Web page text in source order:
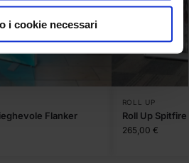
i cookie necessari
Flanker
ROLL UP
Roll Up Spitfire
265,00 €